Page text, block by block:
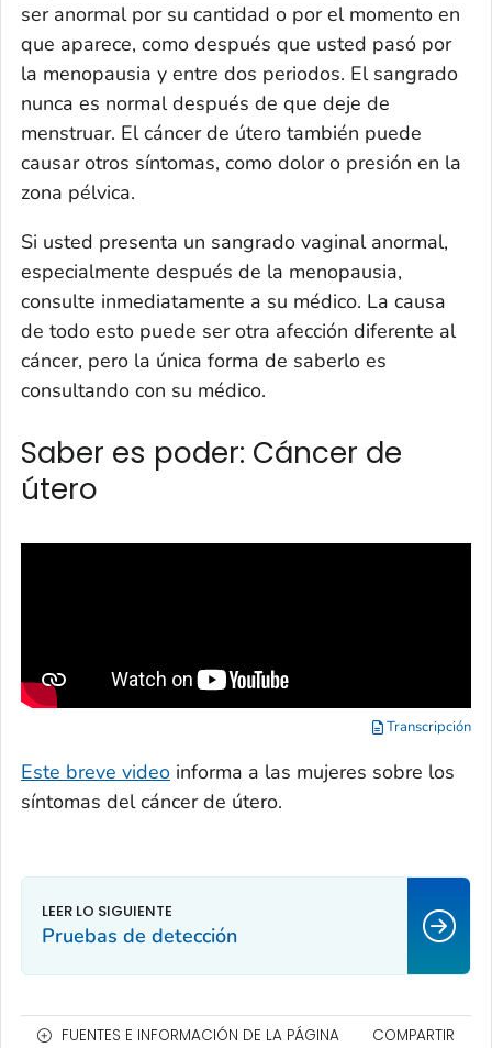
ser anormal por su cantidad o por el momento en
que aparece, como después que usted pasó por
la menopausia y entre dos periodos. El sangrado
nunca es normal después de que deje de
menstruar. El cáncer de útero también puede
causar otros síntomas, como dolor o presión en la
zona pélvica.
Si usted presenta un sangrado vaginal anormal,
especialmente después de la menopausia,
consulte inmediatamente a su médico. La causa
de todo esto puede ser otra afección diferente al
cáncer, pero la única forma de saberlo es
consultando con su médico.
Saber es poder: Cáncer de
útero
Transcripción
Este breve video informa a las mujeres sobre los
síntomas del cáncer de útero.
Pruebas de detección
FUENTES E INFORMACIÓN DE LA PÁGINA COMPARTIR